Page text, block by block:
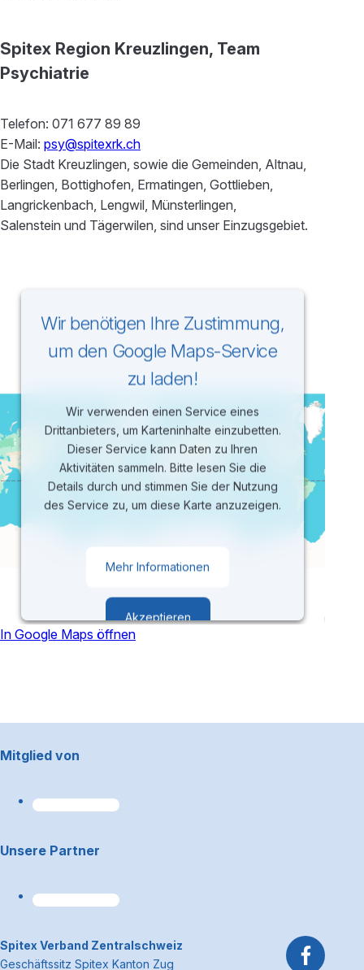
Spitex Region Kreuzlingen, Team
Psychiatrie
Telefon: 071 677 89 89
E-Mail: psy@spitexrk.ch
Die Stadt Kreuzlingen, sowie die Gemeinden, Altnau,
Berlingen, Bottighofen, Ermatingen, Gottlieben,
Langrickenbach, Lengwil, Münsterlingen,
Salenstein und Tägerwilen, sind unser Einzugsgebiet.
Wir benötigen Ihre Zustimmung,
um den Google Maps-Service
zu laden!
Wir verwenden einen Service eines
Drittanbieters, um Karteninhalte einzubetten.
Dieser Service kann Daten zu Ihren
Aktivitäten sammeln. Bitte lesen Sie die
Details durch und stimmen Sie der Nutzung
des Service zu, um diese Karte anzuzeigen.
Mehr Informationen
Akzeptieren
In Google Maps öffnen
Footerbereich
Mitglied von
Unsere Partner
~Kontaktinformationen
Spitex Verband Zentralschweiz
Geschäftssitz Spitex Kanton Zug